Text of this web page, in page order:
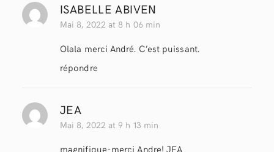
ISABELLE ABIVEN
Mai 8, 2022 at 8 h 06 min
Olala merci André. C’est puissant.
répondre
JEA
Mai 8, 2022 at 9 h 13 min
magnifique-merci Andre! JEA